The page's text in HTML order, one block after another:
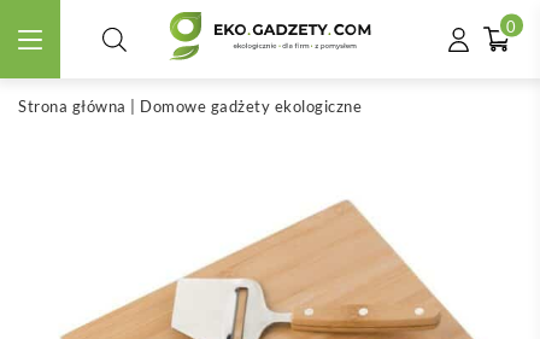
0
Strona główna Domowe gadżety ekologiczne